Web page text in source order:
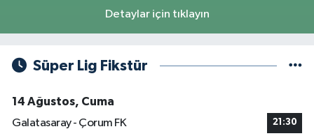
Detaylar için tıklayın
Süper Lig Fikstür
14 Ağustos, Cuma
Galatasaray - Çorum FK
21:30